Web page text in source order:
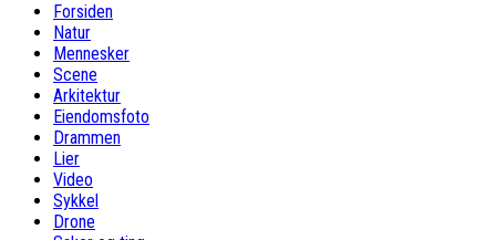
Forsiden
Natur
Mennesker
Scene
Arkitektur
Eiendomsfoto
Drammen
Lier
Video
Sykkel
Drone